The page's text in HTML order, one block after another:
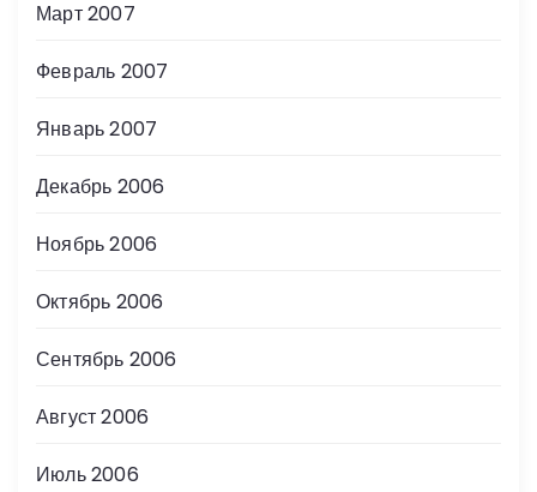
Март 2007
Февраль 2007
Январь 2007
Декабрь 2006
Ноябрь 2006
Октябрь 2006
Сентябрь 2006
Август 2006
Июль 2006